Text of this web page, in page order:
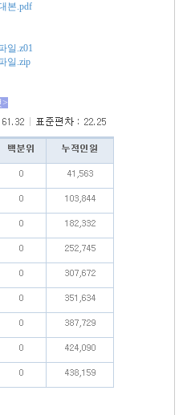
본.pdf
일.z01
일.zip
>